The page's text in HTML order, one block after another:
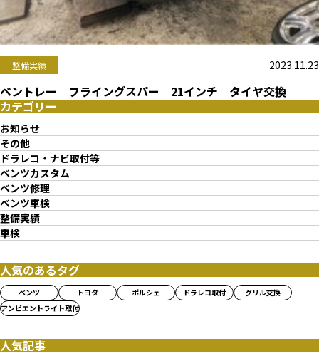
整備実績 2023.11.23
ベントレー フライングスパー 21インチ タイヤ交換
カテゴリー
お知らせ
その他
ドラレコ・ナビ取付等
ベンツカスタム
ベンツ修理
ベンツ車検
整備実績
車検
人気のあるタグ
ベンツ トヨタ ポルシェ ドラレコ取付
グリル交換
アンビエントライト取付
人気記事